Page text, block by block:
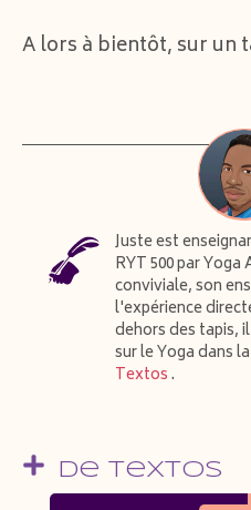
A lors à bientôt, sur un
Juste est
RYT 500 par
conviviale, son
l'expérience
dehors des tapis,
sur le Yoga dans
Textos.
De Textos